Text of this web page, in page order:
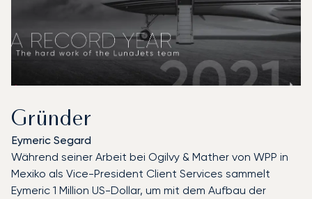
Gründer
Eymeric Segard
Während seiner Arbeit bei Ogilvy & Mather von WPP in
Mexiko als Vice-President Client Services sammelt
Eymeric 1 Million US-Dollar, um mit dem Aufbau der